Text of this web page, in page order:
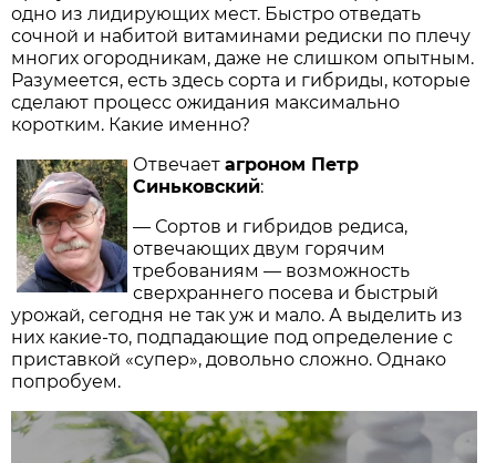
одно из лидирующих мест. Быстро отведать
сочной и набитой витаминами редиски по плечу
многих огородникам, даже не слишком опытным.
Разумеется, есть здесь сорта и гибриды, которые
сделают процесс ожидания максимально
коротким. Какие именно?
Отвечаетагроном Петр
Синьковский:
— Сортов и гибридов редиса,
отвечающих двум горячим
требованиям — возможность
сверхраннего посева и быстрый
урожай, сегодня не так уж и мало. А выделить из
них какие-то, подпадающие под определение с
приставкой «супер», довольно сложно. Однако
попробуем.